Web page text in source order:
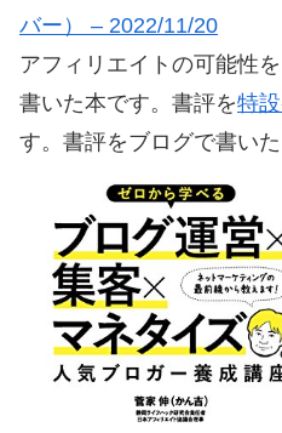
バー） – 2022/11/20
アフィリエイトの可能性
書いた本です。書評を特
す。書評をブログで書い